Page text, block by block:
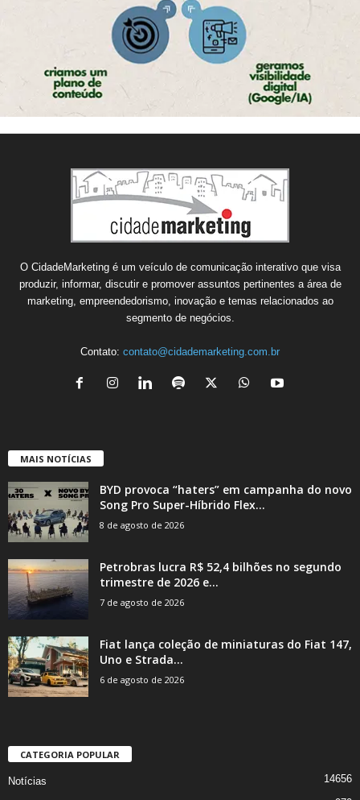
O CidadeMarketing é um veículo de comunicação interativo que visa
produzir, informar, discutir e promover assuntos pertinentes a área de
marketing, empreendedorismo, inovação e temas relacionados ao
segmento de negócios.
Contato: contato@cidademarketing.com.br
MAIS NOTÍCIAS
BYD provoca “haters” em campanha do novo
Song Pro Super-Híbrido Flex...
8 de agosto de 2026
Petrobras lucra R$ 52,4 bilhões no segundo
trimestre de 2026 e...
7 de agosto de 2026
Fiat lança coleção de miniaturas do Fiat 147,
Uno e Strada...
6 de agosto de 2026
CATEGORIA POPULAR
Notícias 14656